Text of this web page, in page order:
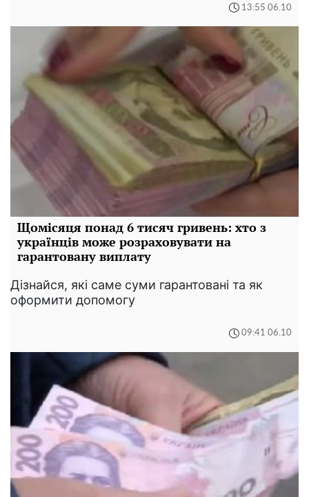
13:55 06.10
Щомісяця понад 6 тисяч гривень: хто з
українців може розраховувати на
гарантовану виплату
Дізнайся, які саме суми гарантовані та як
оформити допомогу
09:41 06.10